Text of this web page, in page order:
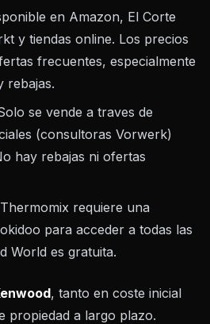
en Amazon, El Corte
y tiendas online. Los precios
frecuentes, especialmente
rebajas.
se vende a traves de
(consultoras Vorwerk)
hay rebajas ni ofertas
Thermomix requiere una
para acceder a todas las
World es gratuita.
, tanto en coste inicial
propiedad a largo plazo.